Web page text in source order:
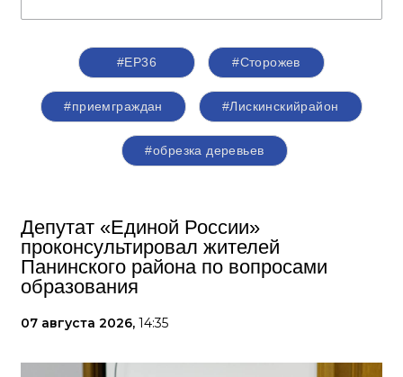
#ЕР36 #Сторожев
#приемграждан #Лискинскийрайон
#обрезка деревьев
Депутат «Единой России»
проконсультировал жителей
Панинского района по вопросами
образования
07 августа 2026, 14:35